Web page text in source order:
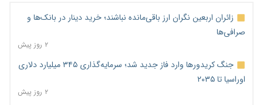
زائران اربعین نگران ارز باقی‌مانده نباشند؛ خرید دینار در بانک‌ها و
صرافی‌ها
۲ روز پیش
جنگ کریدورها وارد فاز جدید شد؛ سرمایه‌گذاری ۳۴۵ میلیارد دلاری
اوراسیا تا ۲۰۳۵
۲ روز پیش